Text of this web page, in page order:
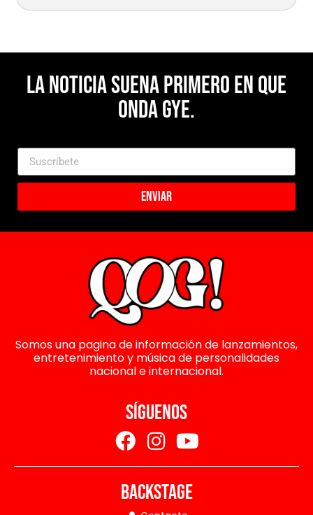
La noticia suena primero en Que
Onda Gye.
Enviar
Somos una pagina de información de lanzamientos,
entretenimiento y música de personalidades
nacional e internacional.
SÍGUENOS
BACKSTAGE